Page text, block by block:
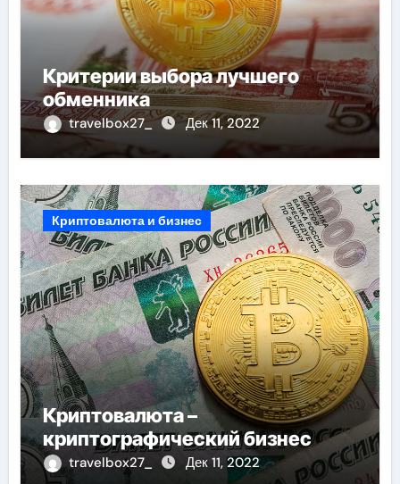
Критерии выбора лучшего
обменника
travelbox27_ Дек 11, 2022
Криптовалюта и бизнес
Криптовалюта –
криптографический бизнес
travelbox27_ Дек 11, 2022